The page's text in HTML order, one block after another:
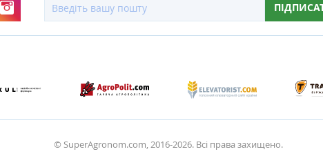
© SuperAgronom.com, 2016-2026. Всі права захищено.